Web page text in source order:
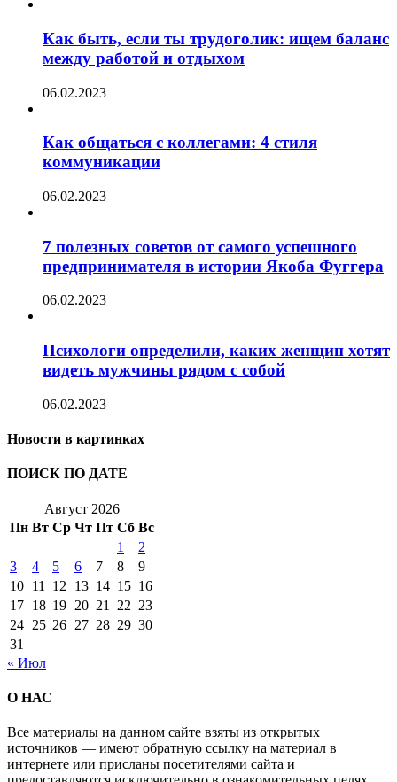
Как быть, если ты трудоголик: ищем баланс
между работой и отдыхом
06.02.2023
Как общаться с коллегами: 4 стиля
коммуникации
06.02.2023
7 полезных советов от самого успешного
предпринимателя в истории Якоба Фуггера
06.02.2023
Психологи определили, каких женщин хотят
видеть мужчины рядом с собой
06.02.2023
Новости в картинках
ПОИСК ПО ДАТЕ
Август 2026
Пн Вт Ср Чт Пт Сб Вс
1
2
3
4 5 6 7 8
9
10 11 12 13 14 15 16
17 18 19 20 21 22 23
24 25 26 27 28 29 30
31
« Июл
О НАС
Все материалы на данном сайте взяты из открытых
источников — имеют обратную ссылку на материал в
интернете или присланы посетителями сайта и